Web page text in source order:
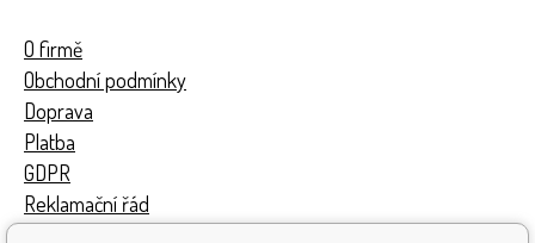
O firmě
Obchodní podmínky
Doprava
Platba
GDPR
Reklamační řád